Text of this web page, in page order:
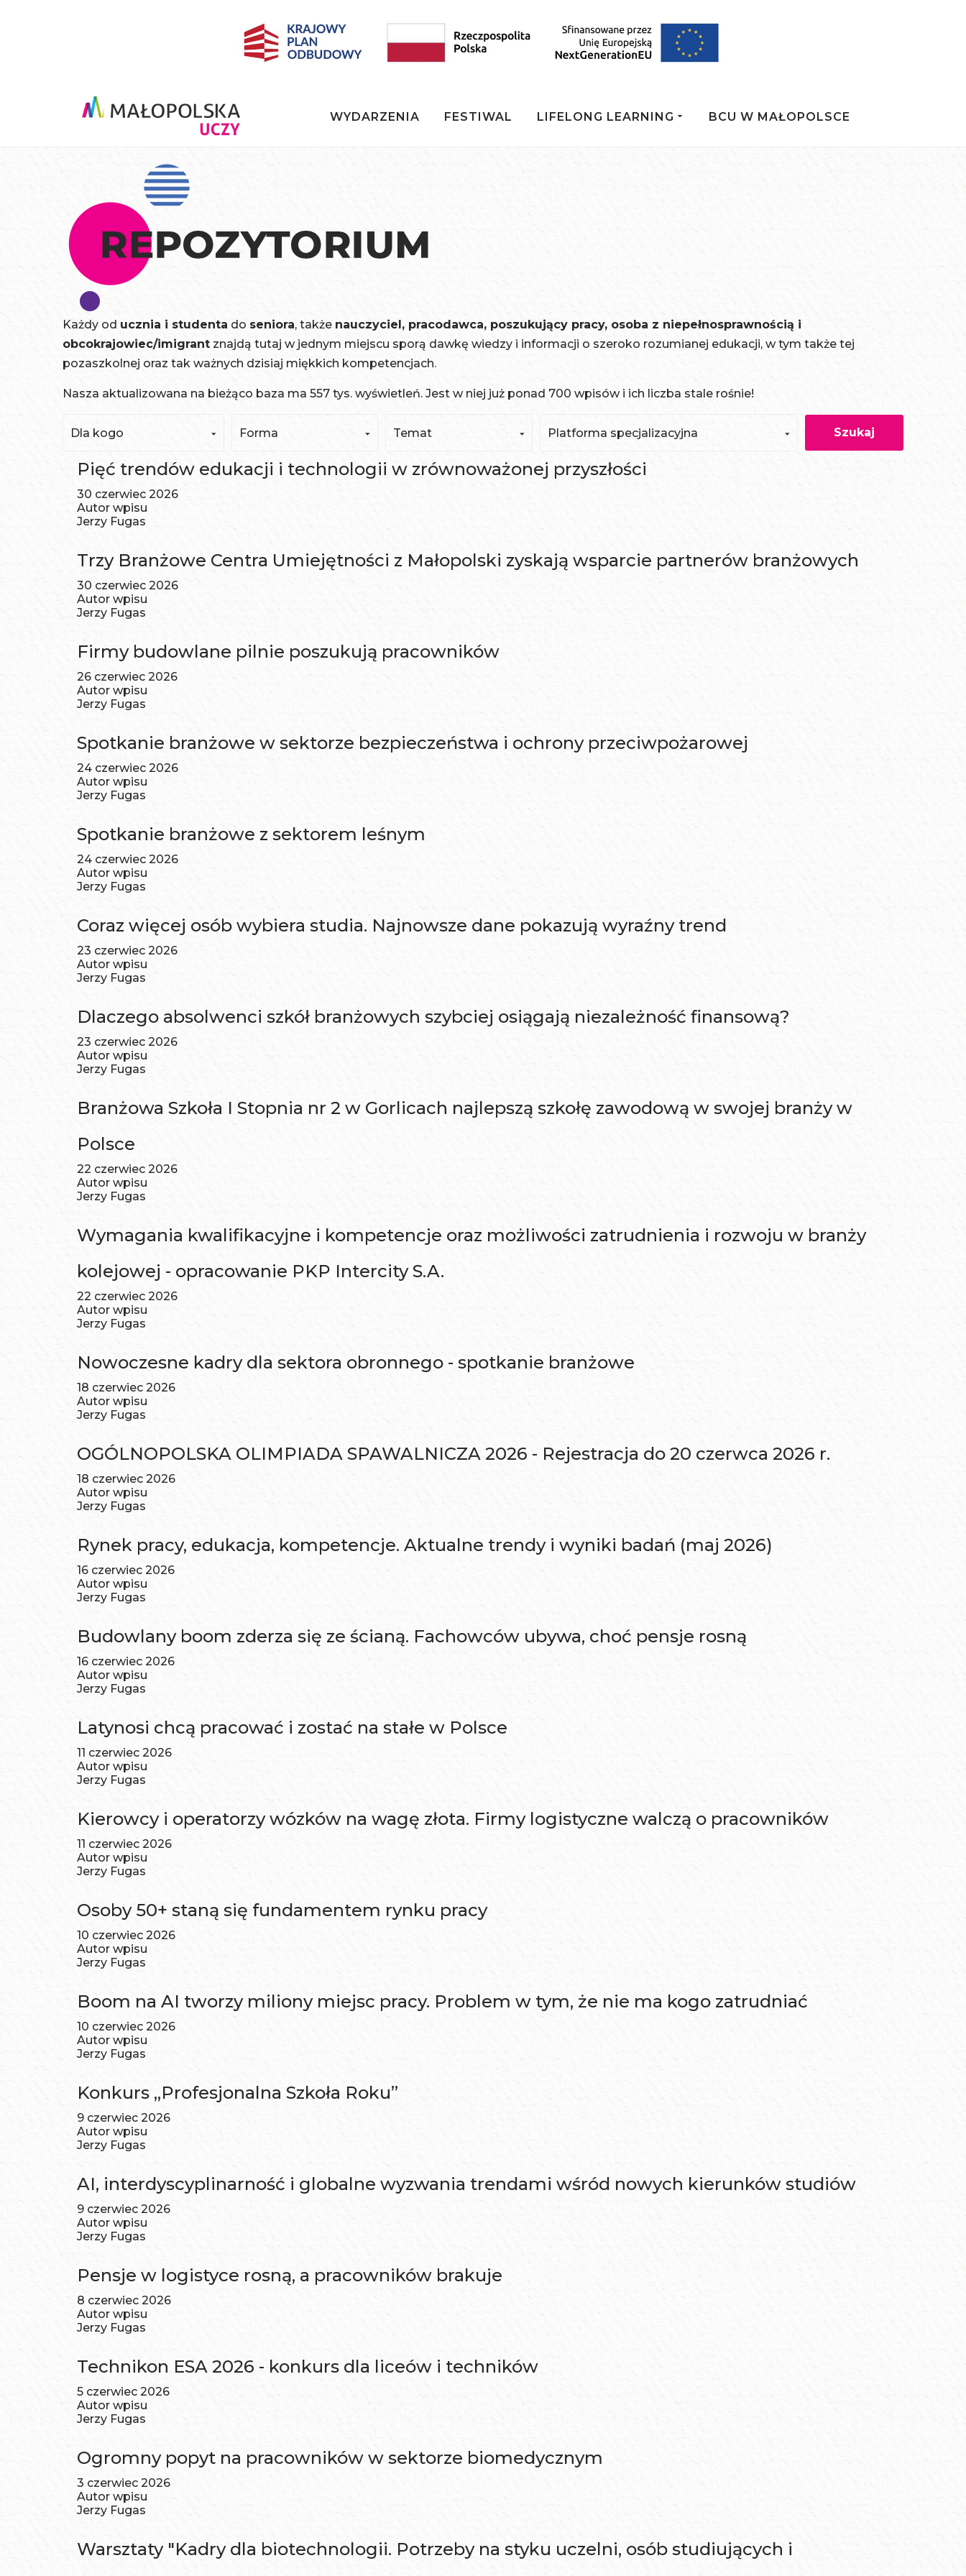
WYDARZENIA FESTIWAL LIFELONG LEARNING BCU W MAŁOPOLSCE
Każdy od ucznia i studenta do seniora, także nauczyciel, pracodawca, poszukujący pracy, osoba z niepełnosprawnością i
obcokrajowiec/imigrant znajdą tutaj w jednym miejscu sporą dawkę wiedzy i informacji o szeroko rozumianej edukacji, w tym także tej
pozaszkolnej oraz tak ważnych dzisiaj miękkich kompetencjach.
Nasza aktualizowana na bieżąco baza ma 557 tys. wyświetleń. Jest w niej już ponad 700 wpisów i ich liczba stale rośnie!
Dla kogo Forma Temat Platforma specjalizacyjna Szukaj
Pięć trendów edukacji i technologii w zrównoważonej przyszłości
30 czerwiec 2026
Autor wpisu
Jerzy Fugas
Trzy Branżowe Centra Umiejętności z Małopolski zyskają wsparcie partnerów branżowych
30 czerwiec 2026
Autor wpisu
Jerzy Fugas
Firmy budowlane pilnie poszukują pracowników
26 czerwiec 2026
Autor wpisu
Jerzy Fugas
Spotkanie branżowe w sektorze bezpieczeństwa i ochrony przeciwpożarowej
24 czerwiec 2026
Autor wpisu
Jerzy Fugas
Spotkanie branżowe z sektorem leśnym
24 czerwiec 2026
Autor wpisu
Jerzy Fugas
Coraz więcej osób wybiera studia. Najnowsze dane pokazują wyraźny trend
23 czerwiec 2026
Autor wpisu
Jerzy Fugas
Dlaczego absolwenci szkół branżowych szybciej osiągają niezależność finansową?
23 czerwiec 2026
Autor wpisu
Jerzy Fugas
Branżowa Szkoła I Stopnia nr 2 w Gorlicach najlepszą szkołę zawodową w swojej branży w
Polsce
22 czerwiec 2026
Autor wpisu
Jerzy Fugas
Wymagania kwalifikacyjne i kompetencje oraz możliwości zatrudnienia i rozwoju w branży
kolejowej - opracowanie PKP Intercity S.A.
22 czerwiec 2026
Autor wpisu
Jerzy Fugas
Nowoczesne kadry dla sektora obronnego - spotkanie branżowe
18 czerwiec 2026
Autor wpisu
Jerzy Fugas
OGÓLNOPOLSKA OLIMPIADA SPAWALNICZA 2026 - Rejestracja do 20 czerwca 2026 r.
18 czerwiec 2026
Autor wpisu
Jerzy Fugas
Rynek pracy, edukacja, kompetencje. Aktualne trendy i wyniki badań (maj 2026)
16 czerwiec 2026
Autor wpisu
Jerzy Fugas
Budowlany boom zderza się ze ścianą. Fachowców ubywa, choć pensje rosną
16 czerwiec 2026
Autor wpisu
Jerzy Fugas
Latynosi chcą pracować i zostać na stałe w Polsce
11 czerwiec 2026
Autor wpisu
Jerzy Fugas
Kierowcy i operatorzy wózków na wagę złota. Firmy logistyczne walczą o pracowników
11 czerwiec 2026
Autor wpisu
Jerzy Fugas
Osoby 50+ staną się fundamentem rynku pracy
10 czerwiec 2026
Autor wpisu
Jerzy Fugas
Boom na AI tworzy miliony miejsc pracy. Problem w tym, że nie ma kogo zatrudniać
10 czerwiec 2026
Autor wpisu
Jerzy Fugas
Konkurs „Profesjonalna Szkoła Roku”
9 czerwiec 2026
Autor wpisu
Jerzy Fugas
AI, interdyscyplinarność i globalne wyzwania trendami wśród nowych kierunków studiów
9 czerwiec 2026
Autor wpisu
Jerzy Fugas
Pensje w logistyce rosną, a pracowników brakuje
8 czerwiec 2026
Autor wpisu
Jerzy Fugas
Technikon ESA 2026 - konkurs dla liceów i techników
5 czerwiec 2026
Autor wpisu
Jerzy Fugas
Ogromny popyt na pracowników w sektorze biomedycznym
3 czerwiec 2026
Autor wpisu
Jerzy Fugas
Warsztaty "Kadry dla biotechnologii. Potrzeby na styku uczelni, osób studiujących i